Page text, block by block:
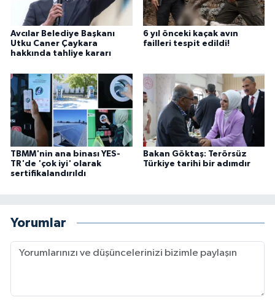
Avcılar Belediye Başkanı
Utku Caner Çaykara
hakkında tahliye kararı
6 yıl önceki kaçak avın
failleri tespit edildi!
TBMM'nin ana binası YES-
TR'de 'çok iyi' olarak
sertifikalandırıldı
Bakan Göktaş: Terörsüz
Türkiye tarihi bir adımdır
Yorumlar